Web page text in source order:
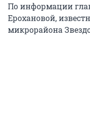
По информации
Ерохановой,
микрорайона